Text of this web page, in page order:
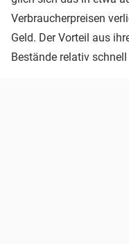
Verbraucherpreisen
Geld. Der Vorteil aus
Bestände relativ